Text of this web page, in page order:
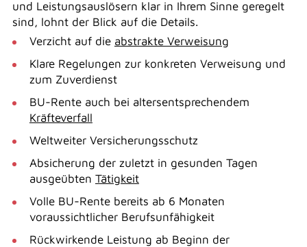
und Leistungsauslösern klar in Ihrem Sinne geregelt
sind, lohnt der Blick auf die Details.
Verzicht auf die abstrakte Verweisung
Klare Regelungen zur konkreten Verweisung und
zum Zuverdienst
BU-Rente auch bei altersentsprechendem
Kräfteverfall
Weltweiter Versicherungsschutz
Absicherung der zuletzt in gesunden Tagen
ausgeübten Tätigkeit
Volle BU-Rente bereits ab 6 Monaten
voraussichtlicher Berufsunfähigkeit
Rückwirkende Leistung ab Beginn der